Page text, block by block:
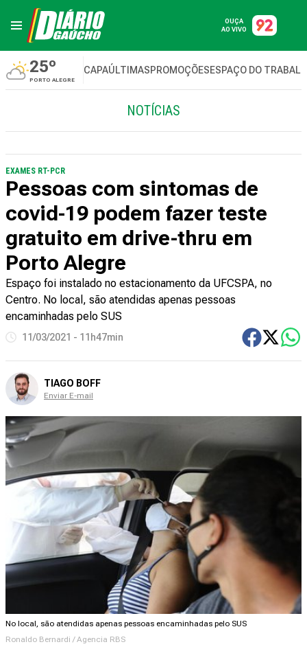
OUÇA
AO VIVO
25º
PORTO ALEGRE
CAPAÚLTIMASPROMOÇÕESESPAÇO DO
NOTÍCIAS
EXAMES RT-PCR
Pessoas com sintomas de
covid-19 podem fazer teste
gratuito em drive-thru em
Porto Alegre
Espaço foi instalado no estacionamento da UFCSPA, no
Centro. No local, são atendidas apenas pessoas
encaminhadas pelo SUS
11/03/2021 - 11h47min
TIAGO BOFF
Enviar E-mail
No local, são atendidas apenas pessoas encaminhadas pelo SUS
Ronaldo Bernardi / Agencia RBS